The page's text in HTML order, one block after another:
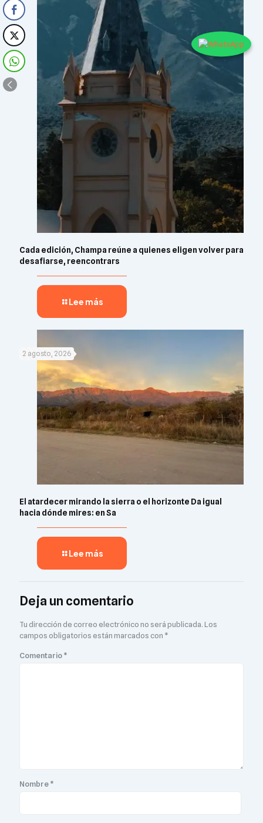
Cada edición, Champa reúne a quienes eligen volver para
desafiarse, reencontrars
Lee más
2 agosto, 2026
El atardecer mirando la sierra o el horizonte Da igual
hacia dónde mires: en Sa
Lee más
Deja un comentario
Tu dirección de correo electrónico no será publicada.Los
campos obligatorios están marcados con *
Comentario*
Nombre*